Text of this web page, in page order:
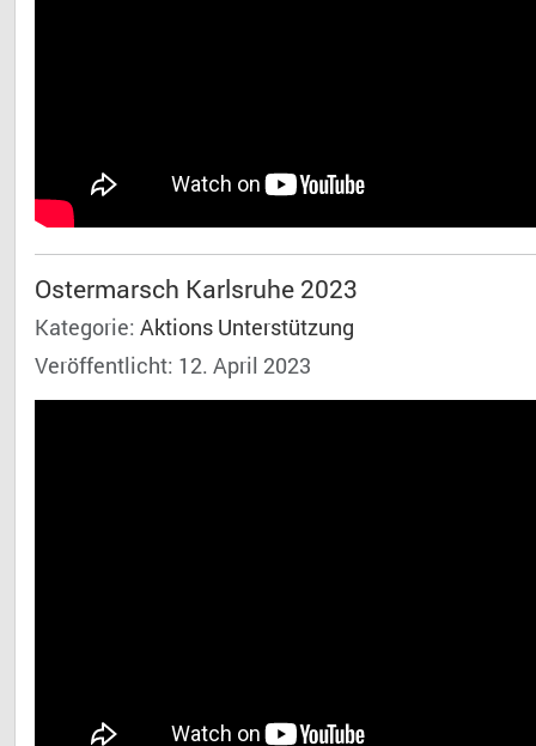
Ostermarsch Karlsruhe 2023
Kategorie: Aktions Unterstützung
Veröffentlicht: 12. April 2023